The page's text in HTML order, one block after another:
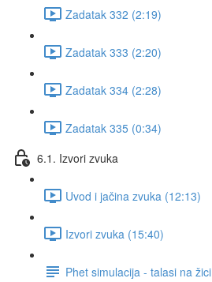
Zadatak 332 (2:19)
Zadatak 333 (2:20)
Zadatak 334 (2:28)
Zadatak 335 (0:34)
6.1. Izvori zvuka
Uvod i jačina zvuka (12:13)
Izvori zvuka (15:40)
Phet simulacija - talasi na žici